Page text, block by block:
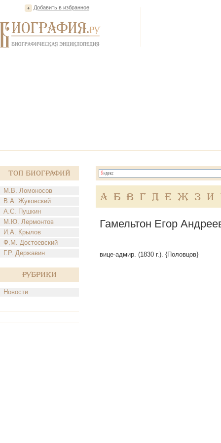
Добавить в избранное
Топ Биографий
М.В. Ломоносов
В.А. Жуковский
А.С. Пушкин
М.Ю. Лермонтов
И.А. Крылов
Ф.М. Достоевский
Г.Р. Державин
Рубрики
Новости
А Б В Г Д Е Ж З И
Гамельтон Егор
вице-адмир. (1830 г.). {Половцов}